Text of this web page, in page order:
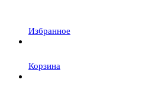
Избранное
Корзина